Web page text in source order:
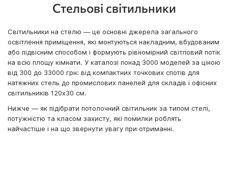
Стельові світильники
Світильники на стелю — це основні джерела загального
освітлення приміщення, які монтуються накладним, вбудованим
або підвісним способом і формують рівномірний світловий потік
на всю площу кімнати. У каталозі понад 3000 моделей за ціною
від 300 до 33000 грн: від компактних точкових спотів для
натяжних стель до промислових панелей для складів і офісних
світильників 120x30 см.
Нижче — як підібрати потолочний світильник за типом стелі,
потужністю та класом захисту, які помилки роблять
найчастіше і на що звернути увагу при отриманні.